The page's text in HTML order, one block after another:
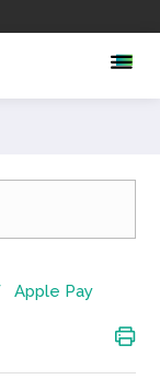
Apple Pay